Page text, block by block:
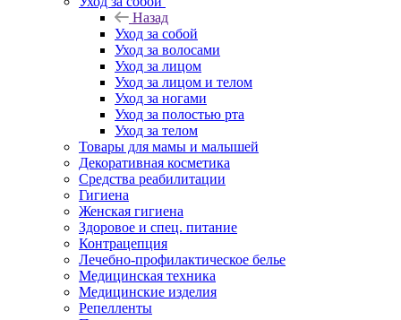
Назад
Уход за собой
Уход за волосами
Уход за лицом
Уход за лицом и телом
Уход за ногами
Уход за полостью рта
Уход за телом
Товары для мамы и малышей
Декоративная косметика
Средства реабилитации
Гигиена
Женская гигиена
Здоровое и спец. питание
Контрацепция
Лечебно-профилактическое белье
Медицинская техника
Медицинские изделия
Репелленты